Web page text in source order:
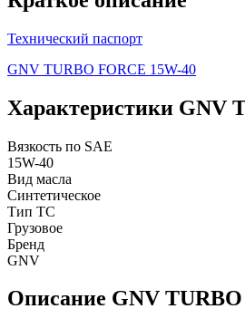
Технический паспорт
GNV TURBO FORCE 15W-40
Характеристики GNV
Вязкость по SAE
15W-40
Вид масла
Синтетическое
Тип ТС
Грузовое
Бренд
GNV
Описание GNV